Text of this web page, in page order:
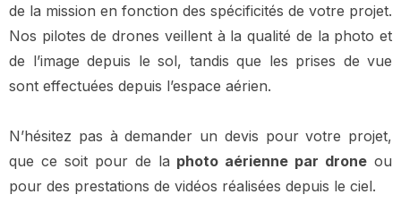
de la mission en fonction des spécificités de votre projet.
Nos pilotes de drones veillent à la qualité de la photo et
de l’image depuis le sol, tandis que les prises de vue
sont effectuées depuis l’espace aérien.
N’hésitez pas à demander un devis pour votre projet,
que ce soit pour de la photo aérienne par drone ou
pour des prestations de vidéos réalisées depuis le ciel.